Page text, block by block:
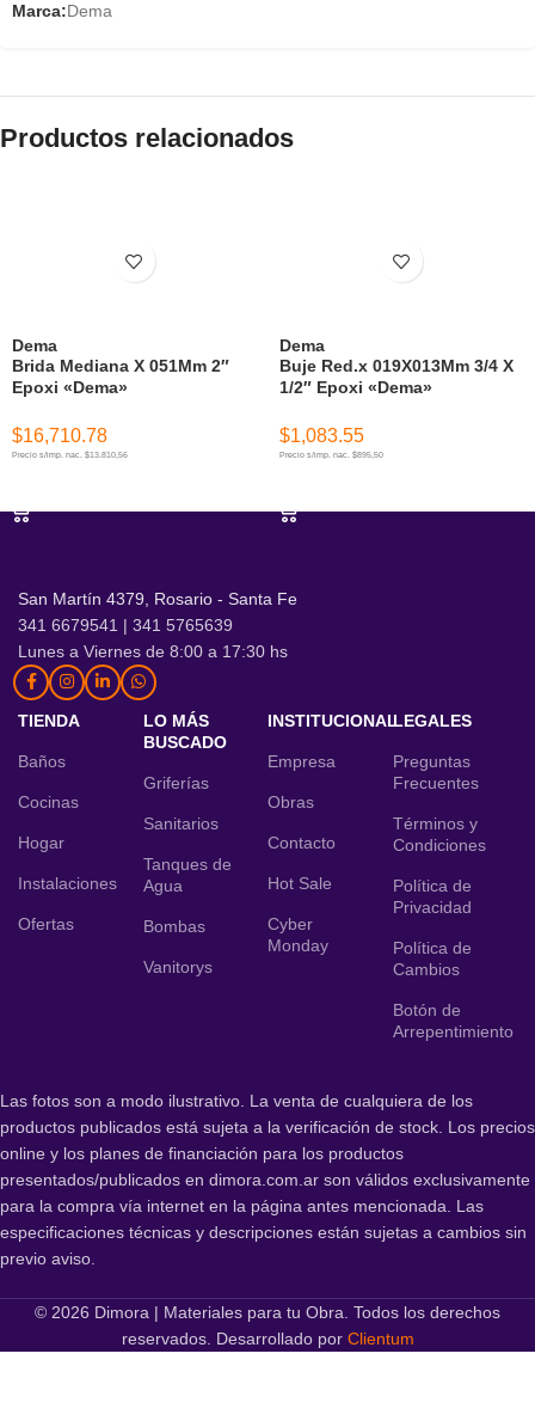
Marca:Dema
Productos relacionados
Brida Mediana X 051Mm 2″
Epoxi «Dema»
Dema
$16,710.78
Precio s/imp. nac. $13.810,56
Buje Red.x 019X013Mm 3/4 X
1/2″ Epoxi «Dema»
Dema
$1,083.55
Precio s/imp. nac. $895,50
San Martín 4379, Rosario - Santa Fe
341 6679541 | 341 5765639
Lunes a Viernes de 8:00 a 17:30 hs
TIENDA
Baños
Cocinas
Hogar
Instalaciones
Ofertas
LO MÁS
BUSCADO
Griferías
Sanitarios
Tanques de
Agua
Bombas
Vanitorys
INSTITUCIONAL
Empresa
Obras
Contacto
Hot Sale
Cyber
Monday
LEGALES
Preguntas
Frecuentes
Términos y
Condiciones
Política de
Privacidad
Política de
Cambios
Botón de
Arrepentimiento
Las fotos son a modo ilustrativo. La venta de cualquiera de los
productos publicados está sujeta a la verificación de stock. Los precios
online y los planes de financiación para los productos
presentados/publicados en dimora.com.ar son válidos exclusivamente
para la compra vía internet en la página antes mencionada. Las
especificaciones técnicas y descripciones están sujetas a cambios sin
previo aviso.
© 2026 Dimora | Materiales para tu Obra. Todos los derechos
reservados. Desarrollado por Clientum